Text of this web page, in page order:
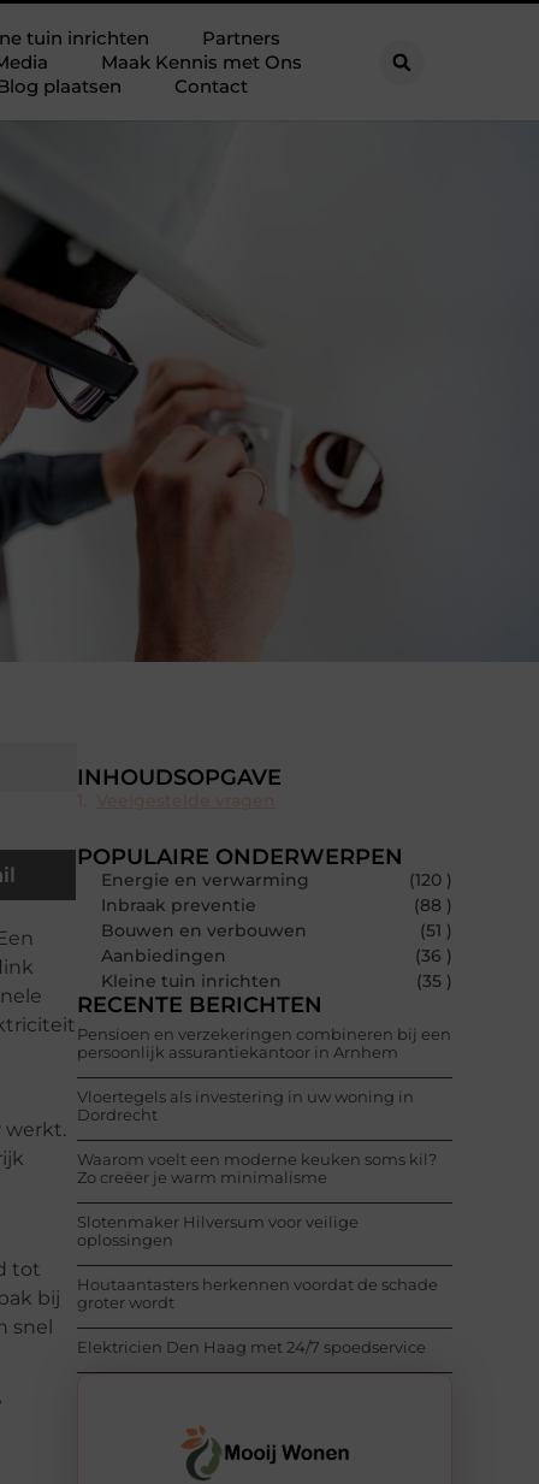
tuin inrichten
Partners
Maak Kennis met Ons
plaatsen
Contact
werkt.
tot
bij
snel
INHOUDSOPGAVE
POPULAIRE ONDERWERPEN
Energie en verwarming
(120 )
Inbraak preventie
(88 )
Bouwen en verbouwen
(51 )
Aanbiedingen
(36 )
Kleine tuin inrichten
(35 )
RECENTE BERICHTEN
Pensioen en verzekeringen combineren bij een
persoonlijk assurantiekantoor in Arnhem
Vloertegels als investering in uw woning in
Dordrecht
Waarom voelt een moderne keuken soms kil?
Zo creëer je warm minimalisme
Slotenmaker Hilversum voor veilige
oplossingen
Houtaantasters herkennen voordat de schade
groter wordt
Elektricien Den Haag met 24/7 spoedservice